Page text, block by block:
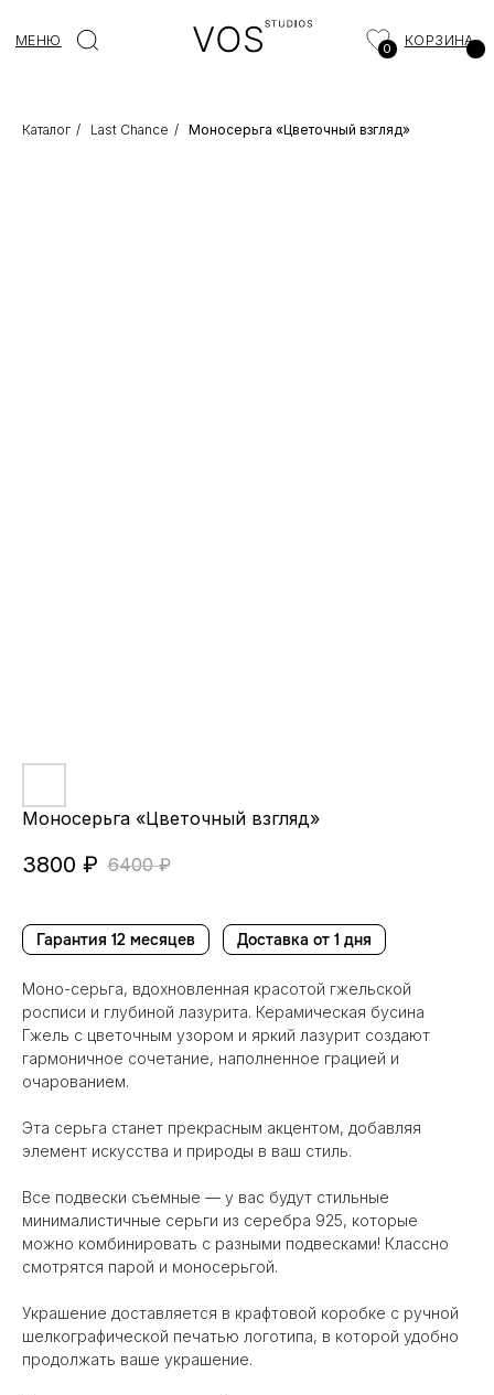
КОРЗИНА
Каталог / Last Chance / Моносерьга «Цветочный взгляд»
Моносерьга «Цветочный взгляд»
3800 ₽ 6400 ₽
Гарантия 12 месяцев Доставка от 1 дня
Моно-серьга, вдохновленная красотой гжельской
росписи и глубиной лазурита. Керамическая бусина
Гжель с цветочным узором и яркий лазурит создают
гармоничное сочетание, наполненное грацией и
очарованием.
Эта серьга станет прекрасным акцентом, добавляя
элемент искусства и природы в ваш стиль.
Все подвески съемные — у вас будут стильные
минималистичные серьги из серебра 925, которые
можно комбинировать с разными подвесками! Классно
смотрятся парой и моносерьгой.
Украшение доставляется в крафтовой коробке с ручной
шелкографической печатью логотипа, в которой удобно
продолжать ваше украшение.